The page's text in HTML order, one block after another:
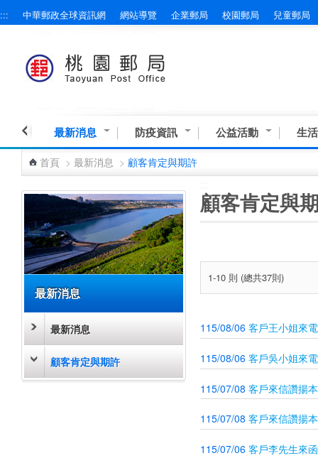
跳到主要內容區塊
::: 中華郵政全球資訊網 網站導覽 企業郵局 校園郵局 兒童郵局
最新消息 防疫資訊 公益活動 生
首頁 > 最新消息 > 顧客肯定與期許
最新消息
最新消息
顧客肯定與期許
顧客肯定與
1-10 則 (總共37則)
115/08/06 客戶王小姐來
115/08/06 客戶吳小姐來
115/07/08 客戶來信讚揚
115/07/08 客戶來信讚揚
115/07/06 客戶李先生來